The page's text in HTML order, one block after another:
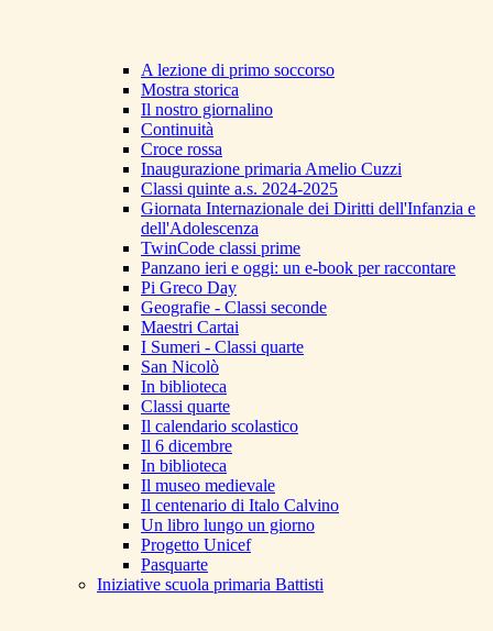
A lezione di primo soccorso
Mostra storica
Il nostro giornalino
Continuità
Croce rossa
Inaugurazione primaria Amelio Cuzzi
Classi quinte a.s. 2024-2025
Giornata Internazionale dei Diritti dell'Infanzia e
dell'Adolescenza
TwinCode classi prime
Panzano ieri e oggi: un e-book per raccontare
Pi Greco Day
Geografie - Classi seconde
Maestri Cartai
I Sumeri - Classi quarte
San Nicolò
In biblioteca
Classi quarte
Il calendario scolastico
Il 6 dicembre
In biblioteca
Il museo medievale
Il centenario di Italo Calvino
Un libro lungo un giorno
Progetto Unicef
Pasquarte
Iniziative scuola primaria Battisti